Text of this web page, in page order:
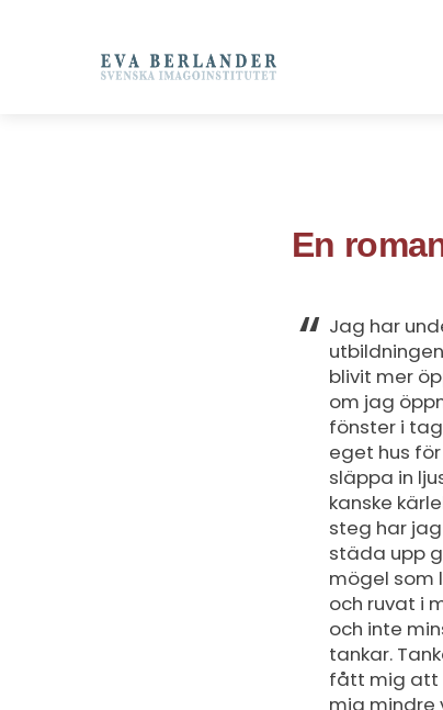
En
Jag har
blivit mer
om jag
fönster i
eget hus
släppa in
kanske
steg har
städa upp
mögel som
och ruvat i
och inte
tankar.
fått mig att
mig mindre